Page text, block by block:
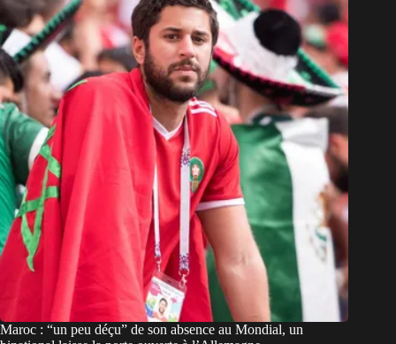
Maroc : “un peu déçu” de son absence au Mondial, un